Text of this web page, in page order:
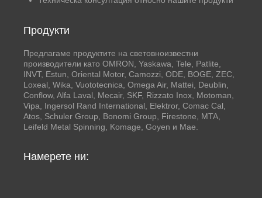
Продукти
Предлагаме продуктите на световноизвестни
производители като OMRON, Yaskawa, Tele, Patlite,
INVT, Estun, Oriental Motor, Camozzi, ODE, BOGE, ZEC,
Loxeal, Wika, Vuototecnica, Omega Air, Mattei, Deublin,
Conflow, Alfa Laval, Mecair, SKF, Rizzato Inox, Motoman,
Vipa, Ingersol Rand International, Elektror, Comac Cal,
Atos, Schuler Group, Bonomi Group, Firestone, MTA,
Leifeld Metal Spinning, Komage, Goyen и Mae.
Намерете ни: